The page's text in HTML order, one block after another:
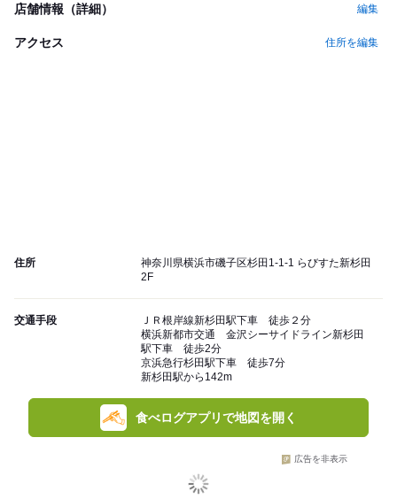
店舗情報（詳細） 編集
アクセス 住所を編集
住所
神奈川県横浜市磯子区杉田1-1-1 らびすた新杉田
2F
交通手段
ＪＲ根岸線新杉田駅下車 徒歩２分
横浜新都市交通 金沢シーサイドライン新杉田
駅下車 徒歩2分
京浜急行杉田駅下車 徒歩7分
新杉田駅から142m
食べログアプリで地図を開く
広告を非表示